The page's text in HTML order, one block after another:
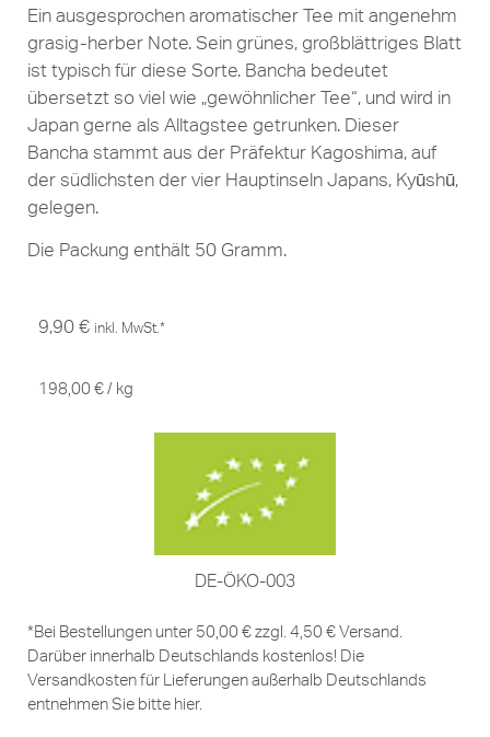
Ein ausgesprochen aromatischer Tee mit angenehm
grasig-herber Note. Sein grünes, großblättriges Blatt
ist typisch für diese Sorte. Bancha bedeutet
übersetzt so viel wie „gewöhnlicher Tee“, und wird in
Japan gerne als Alltagstee getrunken. Dieser
Bancha stammt aus der Präfektur Kagoshima, auf
der südlichsten der vier Hauptinseln Japans, Kyūshū,
gelegen.
Die Packung enthält 50 Gramm.
9,90 € inkl. MwSt.*
198,00 € / kg
DE-ÖKO-003
*Bei Bestellungen unter 50,00 € zzgl. 4,50 € Versand.
Darüber innerhalb Deutschlands kostenlos! Die
Versandkosten für Lieferungen außerhalb Deutschlands
entnehmen Sie bitte hier.